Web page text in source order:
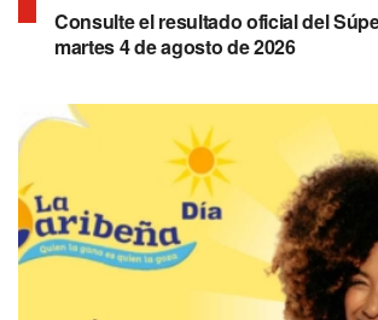
Consulte el resultado oficial del
martes 4 de agosto de 2026